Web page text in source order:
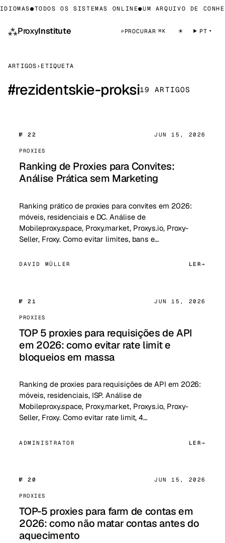
●TODOS OS SISTEMAS ONLINE●UM ARQUIVO DE
⁂ProxyInstitute ⌕ PROCURAR ⌘K ☀ PT
ARTIGOS › ETIQUETA
#rezidentskie-proksi19 ARTIGOS
№ 22 JUN 15, 2026
PROXIES
Ranking de Proxies para Convites:
Análise Prática sem Marketing
Ranking prático de proxies para convites em 2026:
móveis, residenciais e DC. Análise de
Mobileproxy.space, Proxy.market, Proxys.io, Proxy-
Seller, Froxy. Como evitar limites, bans e…
DAVID MÜLLER LER
№ 21 JUN 15, 2026
PROXIES
TOP 5 proxies para requisições de API
em 2026: como evitar rate limit e
bloqueios em massa
Ranking de proxies para requisições de API em 2026:
móveis, residenciais, ISP. Análise de
Mobileproxy.space, Proxy.market, Proxys.io, Proxy-
Seller, Froxy. Como evitar rate limit, 4…
ADMINISTRATOR LER
№ 20 JUN 15, 2026
PROXIES
TOP-5 proxies para farm de contas em
2026: como não matar contas antes do
aquecimento